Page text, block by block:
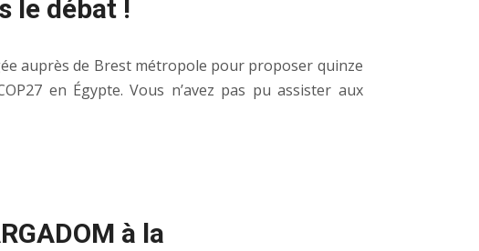
le débat !
auprès de Brest métropole pour proposer quinze
en Égypte. Vous n’avez pas pu assister aux
à la